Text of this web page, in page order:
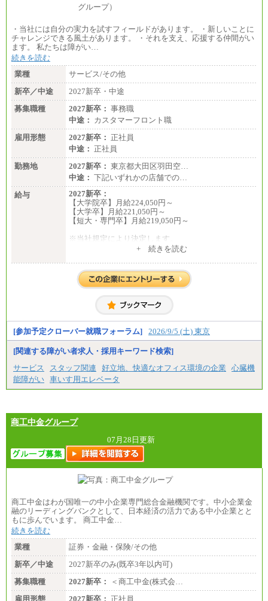
・当社には自分の実力を試すフィールドがあります。 ・新しいことに
チャレンジできる風土があります。 ・それを支え、応援する仲間がい
ます。 私たちは障がい…
続きを読む
業種
サービス/その他
新卒／中途
2027新卒・中途
募集職種
2027新卒： 事務職
中途：
カスタマーフロント職
雇用形態
2027新卒： 正社員
中途： 正社員
勤務地
2027新卒： 東京都大田区羽田空…
中途： 下記いずれかの店舗での…
給与
2027新卒：
【大学院卒】月給224,050円～
【大学卒】月給221,050円～
【短大・専門卒】月給219,050円～
※当社規定により決定します。
※試用期間中も給与に変更はございません。
0円）が含まれます。
月給216,050円～
※年齢・経験等を考慮し決定します
※試用期間中も給与に変更はございません。
※昇給昇格年1回
+ 続きを読む
[参加予定クローバー就職フォーラム] 2026/9/5 (土) 東京
[関連する障がい者求人・採用キーワード検索]
サービス
スタッフ関連 好立地、快適なオフィス環境の企業
心臓機
能障がい 車いす用エレベータ
商工中金グループ
07月28日更新
商工中金はわが国唯一の中小企業専門総合金融機関です。中小企業金
融のリーディングバンクとして、日本経済の活力である中小企業とと
もに歩んでいます。 商工中金…
続きを読む
業種
証券・金融・保険/その他
新卒／中途
2027新卒のみ(既卒3年以内可)
募集職種
2027新卒：
＜商工中金(株式会…
雇用形態
2027新卒： 正社員